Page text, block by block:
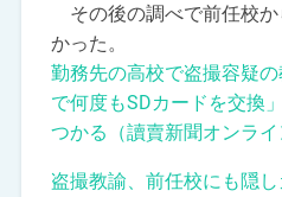
その後の調べで前任校
かった。
勤務先の高校で盗撮容疑
で何度もSDカードを交換
つかる（讀賣新聞オンラ
盗撮教諭、前任校にも隠